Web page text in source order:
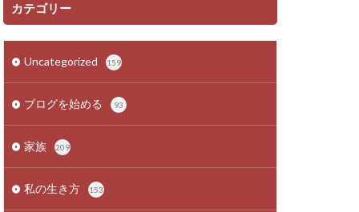
カテゴリー
Uncategorized 159
ブログを始める 93
家族 209
私の生き方 153